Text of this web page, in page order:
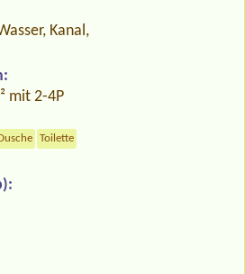
Kanal,
mit 2-4P
Dusche
Toilette